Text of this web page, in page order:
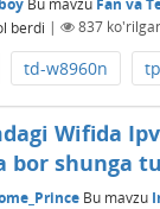
berdi | 837
td-w8960n
Wifida
bor shunga
Bu mavzu